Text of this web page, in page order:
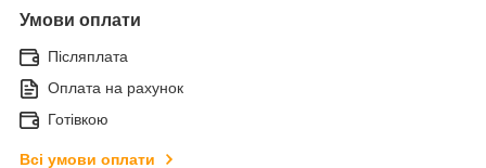
Умови оплати
Післяплата
Оплата на рахунок
Готівкою
Всі умови оплати